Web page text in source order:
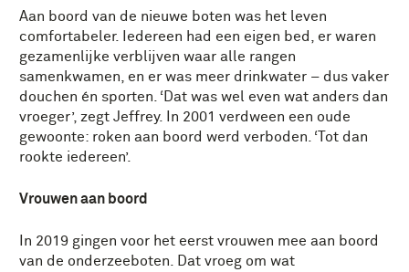
Aan boord van de nieuwe boten was het leven
comfortabeler. Iedereen had een eigen bed, er waren
gezamenlijke verblijven waar alle rangen
samenkwamen, en er was meer drinkwater – dus vaker
douchen én sporten. ‘Dat was wel even wat anders dan
vroeger’, zegt Jeffrey. In 2001 verdween een oude
gewoonte: roken aan boord werd verboden. ‘Tot dan
rookte iedereen’.
Vrouwen aan boord
In 2019 gingen voor het eerst vrouwen mee aan boord
van de onderzeeboten. Dat vroeg om wat